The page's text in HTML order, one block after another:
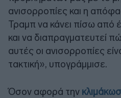
ανισορροπίες και η
Τραμπ να κάνει πίσω από
και να διαπραγματευτεί
αυτές οι ανισορροπίες
τακτική», υπογράμμισε.
Όσον αφορά την